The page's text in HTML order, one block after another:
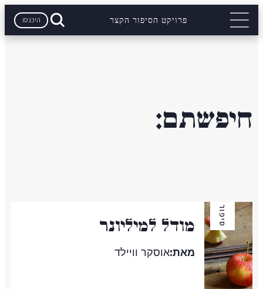
פרויקט הסיפור הקצר היכנסו
חיפשתם:
סיפור מודל למיליונר
מאת:אוסקר וויילד